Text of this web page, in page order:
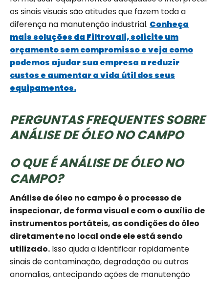
os sinais visuais são atitudes que fazem toda a
diferença na manutenção industrial. Conheça
mais soluções da Filtrovali, solicite um
orçamento sem compromisso e veja como
podemos ajudar sua empresa a reduzir
custos e aumentar a vida útil dos seus
equipamentos.
PERGUNTAS FREQUENTES SOBRE
ANÁLISE DE ÓLEO NO CAMPO
O QUE É ANÁLISE DE ÓLEO NO
CAMPO?
Análise de óleo no campo é o processo de
inspecionar, de forma visual e com o auxílio de
instrumentos portáteis, as condições do óleo
diretamente no local onde ele está sendo
utilizado. Isso ajuda a identificar rapidamente
sinais de contaminação, degradação ou outras
anomalias, antecipando ações de manutenção